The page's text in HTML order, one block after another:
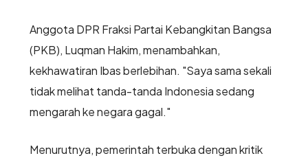
Anggota DPR Fraksi Partai Kebangkitan Bangsa
(PKB), Luqman Hakim, menambahkan,
kekhawatiran Ibas berlebihan. "Saya sama sekali
tidak melihat tanda-tanda Indonesia sedang
mengarah ke negara gagal."
Menurutnya, pemerintah terbuka dengan kritik